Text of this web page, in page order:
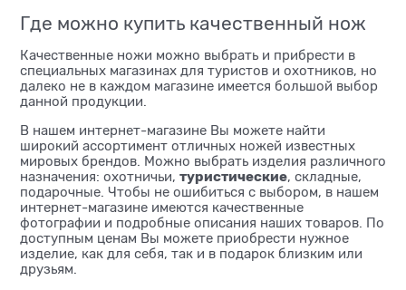
Где можно купить качественный нож
Качественные ножи можно выбрать и прибрести в
специальных магазинах для туристов и охотников, но
далеко не в каждом магазине имеется большой выбор
данной продукции.
В нашем интернет-магазине Вы можете найти
широкий ассортимент отличных ножей известных
мировых брендов. Можно выбрать изделия различного
назначения: охотничьи, туристические, складные,
подарочные. Чтобы не ошибиться с выбором, в нашем
интернет-магазине имеются качественные
фотографии и подробные описания наших товаров. По
доступным ценам Вы можете приобрести нужное
изделие, как для себя, так и в подарок близким или
друзьям.